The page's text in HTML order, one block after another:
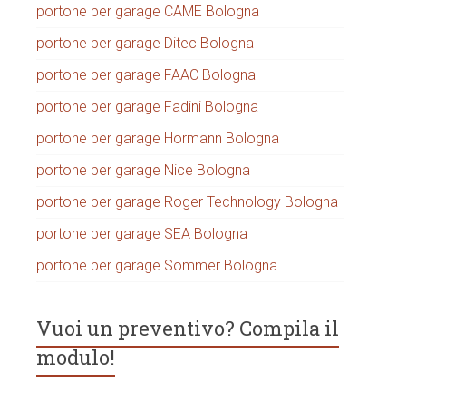
portone per garage CAME Bologna
portone per garage Ditec Bologna
portone per garage FAAC Bologna
portone per garage Fadini Bologna
portone per garage Hormann Bologna
portone per garage Nice Bologna
portone per garage Roger Technology Bologna
portone per garage SEA Bologna
portone per garage Sommer Bologna
Vuoi un preventivo? Compila il
modulo!